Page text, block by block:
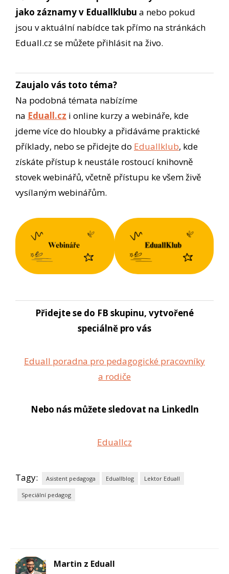
jako záznamy v Eduallklubu a nebo pokud
jsou v aktuální nabídce tak přímo na stránkách
Eduall.cz se můžete přihlásit na živo.
Zaujalo vás toto téma?
Na podobná témata nabízíme
na Eduall.cz i online kurzy a webináře, kde
jdeme více do hloubky a přidáváme praktické
příklady, nebo se přidejte do Eduallklub, kde
získáte přístup k neustále rostoucí knihovně
stovek webinářů, včetně přístupu ke všem živě
vysílaným webinářům.
Přidejte se do FB skupinu, vytvořené
speciálně pro vás
Eduall poradna pro pedagogické pracovníky
a rodiče
Nebo nás můžete sledovat na Linkedln
Eduallcz
Tagy: Asistent pedagoga Eduallblog Lektor Eduall
Speciální pedagog
Martin z Eduall